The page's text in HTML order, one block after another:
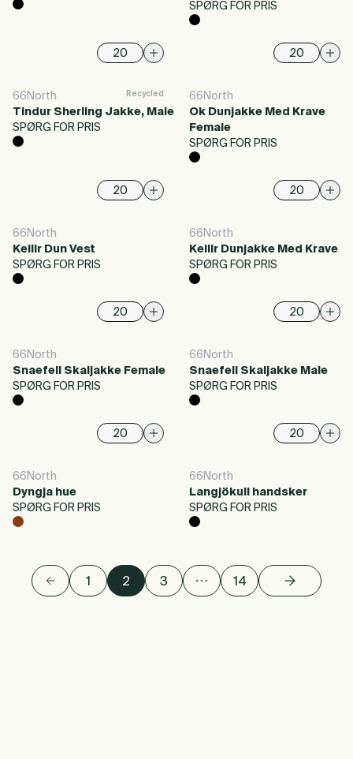
SPØRG FOR PRIS
Recycled
66North
Tindur Sherling Jakke, Male
SPØRG FOR PRIS
66North
Ok Dunjakke Med Krave
Female
SPØRG FOR PRIS
66North
Keilir Dun Vest
SPØRG FOR PRIS
66North
Keilir Dunjakke Med Krave
SPØRG FOR PRIS
66North
Snaefell Skaljakke Female
SPØRG FOR PRIS
66North
Snaefell Skaljakke Male
SPØRG FOR PRIS
66North
Dyngja hue
SPØRG FOR PRIS
66North
Langjökull handsker
SPØRG FOR PRIS
1 2 3 14